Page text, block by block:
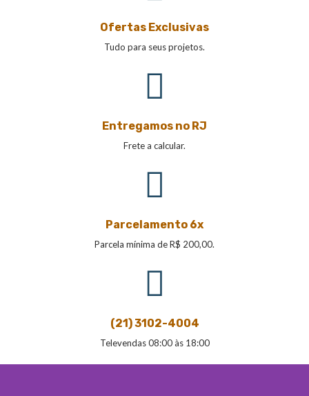
Ofertas Exclusivas
Tudo para seus projetos.
Entregamos no RJ
Frete a calcular.
Parcelamento 6x
Parcela mínima de R$ 200,00.
(21) 3102-4004
Televendas 08:00 às 18:00